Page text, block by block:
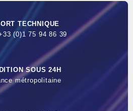
TECHNIQUE
(0)1 75 94 86 39
SOUS 24H
métropolitaine